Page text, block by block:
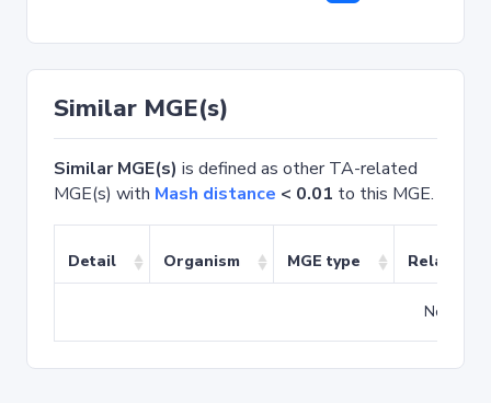
Similar MGE(s)
Similar MGE(s) is defined as other TA-related
MGE(s) with Mash distance < 0.01 to this MGE.
Detail Organism MGE type Related
No